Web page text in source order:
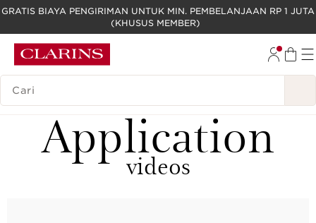
LEWATI KE KONTEN
GO TO FOOTER
GRATIS BIAYA PENGIRIMAN UNTUK MIN. PEMBELANJAAN RP 1 JUTA
(KHUSUS MEMBER)
LEGENDA PENCARIAN
Application
videos